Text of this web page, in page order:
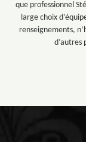
que professionnel
large choix
renseignements,
d’autres